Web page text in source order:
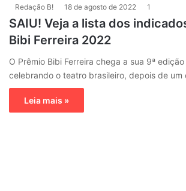
Redação B! 18 de agosto de 2022 1
SAIU! Veja a lista dos
Bibi Ferreira 2022
O Prêmio Bibi Ferreira chega a sua 9ª
celebrando o teatro brasileiro, depois de
Leia mais »